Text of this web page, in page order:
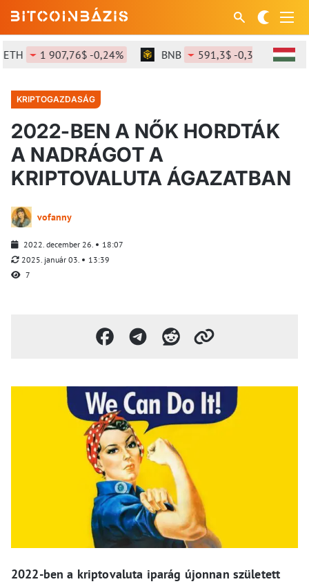
1 907,76$ -0,24% BNB 591,3$ -0,3% SOL
KRIPTOGAZDASÁG
2022-BEN A NŐK HORDTÁK
A NADRÁGOT A
KRIPTOVALUTA ÁGAZATBAN
vofanny
2022. december 26.
18:07
2025. január 03.
13:39
7
2022-ben a kriptovaluta iparág újonnan született